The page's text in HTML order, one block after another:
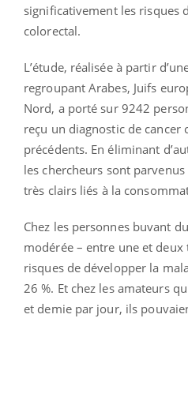
significativement les risques
colorectal.
L’étude, réalisée à partir
regroupant Arabes, Juifs
Nord, a porté sur 9242
reçu un diagnostic de cancer
précédents. En éliminant
les chercheurs sont
très clairs liés à la
Chez les personnes buvant
modérée – entre une et deux
risques de développer la
26 %. Et chez les amateurs
et demie par jour, ils